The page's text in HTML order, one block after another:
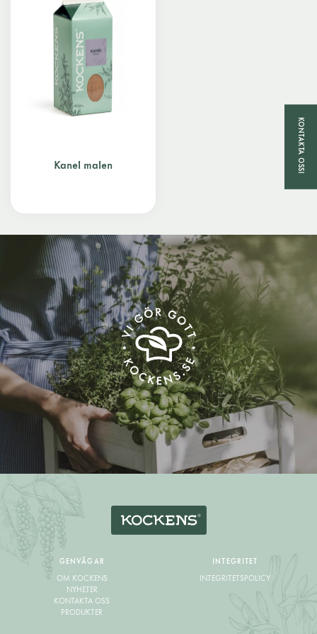
Kanel malen
GENVÄGAR
OM KOCKENS
NYHETER
KONTAKTA OSS
PRODUKTER
INTEGRITET
INTEGRITETSPOLICY
KONTAKTA OSS!